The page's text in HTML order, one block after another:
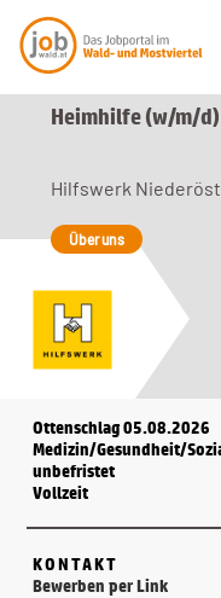
Heimhilfe (w/m/d)
Hilfswerk
Über uns
Ottenschlag 05.08.2026
Medizin/Gesundheit/
unbefristet
Vollzeit
KONTAKT
Bewerben per Link